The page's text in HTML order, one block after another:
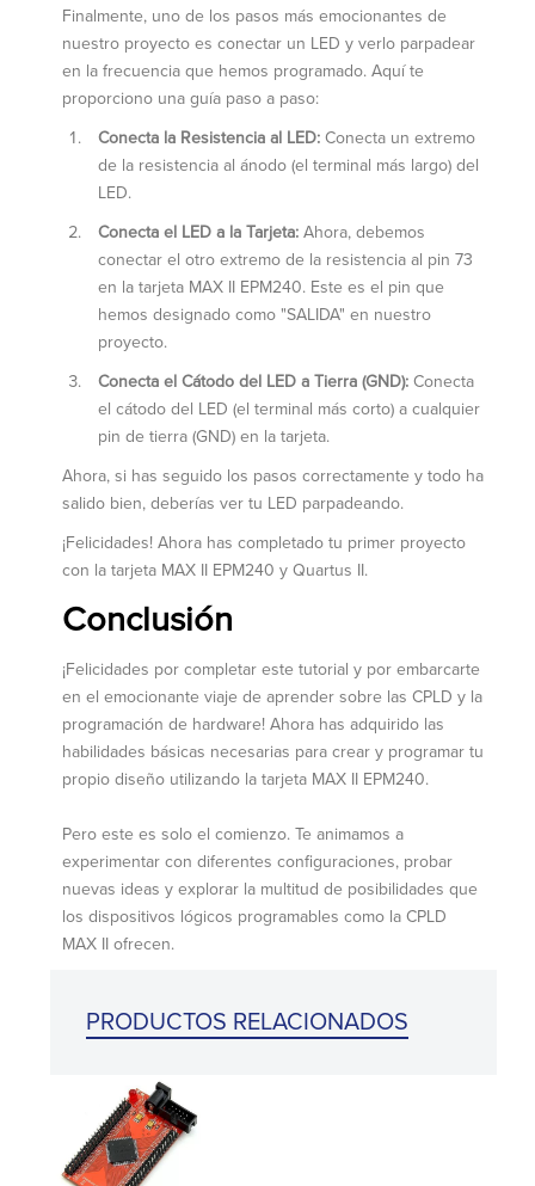
Finalmente, uno de los pasos más emocionantes de
nuestro proyecto es conectar un LED y verlo parpadear
en la frecuencia que hemos programado. Aquí te
proporciono una guía paso a paso:
Conecta la Resistencia al LED: Conecta un extremo
de la resistencia al ánodo (el terminal más largo) del
LED.
Conecta el LED a la Tarjeta: Ahora, debemos
conectar el otro extremo de la resistencia al pin 73
en la tarjeta MAX II EPM240. Este es el pin que
hemos designado como "SALIDA" en nuestro
proyecto.
Conecta el Cátodo del LED a Tierra (GND): Conecta
el cátodo del LED (el terminal más corto) a cualquier
pin de tierra (GND) en la tarjeta.
Ahora, si has seguido los pasos correctamente y todo ha
salido bien, deberías ver tu LED parpadeando.
¡Felicidades! Ahora has completado tu primer proyecto
con la tarjeta MAX II EPM240 y Quartus II.
Conclusión
¡Felicidades por completar este tutorial y por embarcarte
en el emocionante viaje de aprender sobre las CPLD y la
programación de hardware! Ahora has adquirido las
habilidades básicas necesarias para crear y programar tu
propio diseño utilizando la tarjeta MAX II EPM240.
Pero este es solo el comienzo. Te animamos a
experimentar con diferentes configuraciones, probar
nuevas ideas y explorar la multitud de posibilidades que
los dispositivos lógicos programables como la CPLD
MAX II ofrecen.
PRODUCTOS RELACIONADOS